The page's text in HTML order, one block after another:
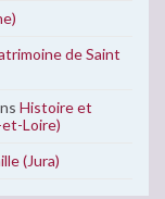
de Saint
Histoire et
Loire)
(Jura)